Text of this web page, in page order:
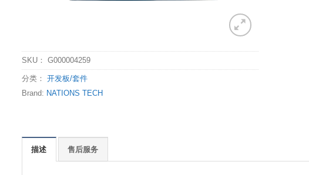
SKU： G000004259
分类： 开发板/套件
Brand: NATIONS TECH
描述 售后服务